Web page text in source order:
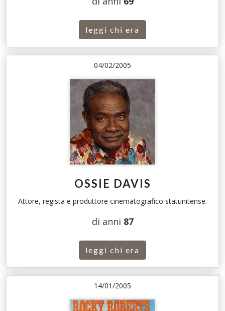
leggi chi era
04/02/2005
OSSIE DAVIS
Attore, regista e produttore cinematografico statunitense.
di anni 87
leggi chi era
14/01/2005